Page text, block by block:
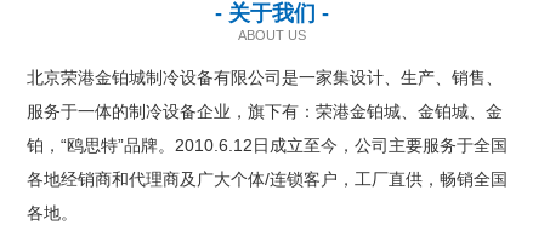
- 关于我们 -
ABOUT US
北京荣港金铂城制冷设备有限公司是一家集设计、生产、销售、
服务于一体的制冷设备企业，旗下有：荣港金铂城、金铂城、金
铂，“鸥思特”品牌。2010.6.12日成立至今，公司主要服务于全国
各地经销商和代理商及广大个体/连锁客户，工厂直供，畅销全国
各地。
样本下载
营销网络